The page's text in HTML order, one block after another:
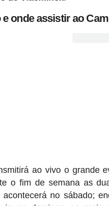
e onde assistir ao
ao vivo o grande
o fim de semana as
acontecerá no sábado;